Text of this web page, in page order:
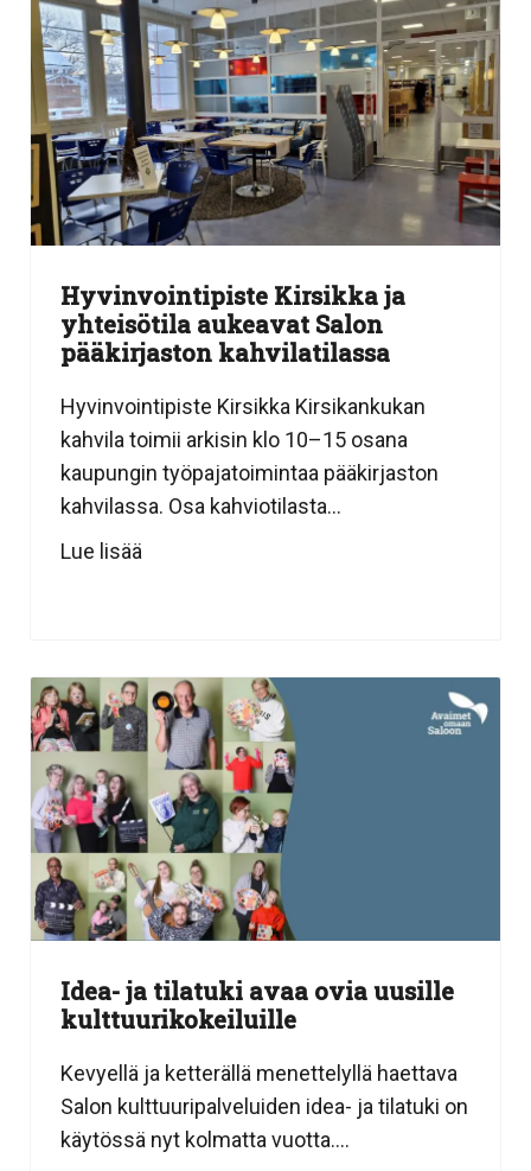
Hyvinvointipiste Kirsikka ja
yhteisötila aukeavat Salon
pääkirjaston kahvilatilassa
Hyvinvointipiste Kirsikka Kirsikankukan
kahvila toimii arkisin klo 10–15 osana
kaupungin työpajatoimintaa pääkirjaston
kahvilassa. Osa kahviotilasta...
Lue lisää
Idea- ja tilatuki avaa ovia uusille
kulttuurikokeiluille
Kevyellä ja ketterällä menettelyllä haettava
Salon kulttuuripalveluiden idea- ja tilatuki on
käytössä nyt kolmatta vuotta....